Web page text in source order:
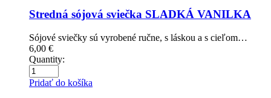
Stredná sójová sviečka SLADKÁ VANILKA
Sójové sviečky sú vyrobené ručne, s láskou a s cieľom…
6,00 €
Quantity:
Pridať do košíka